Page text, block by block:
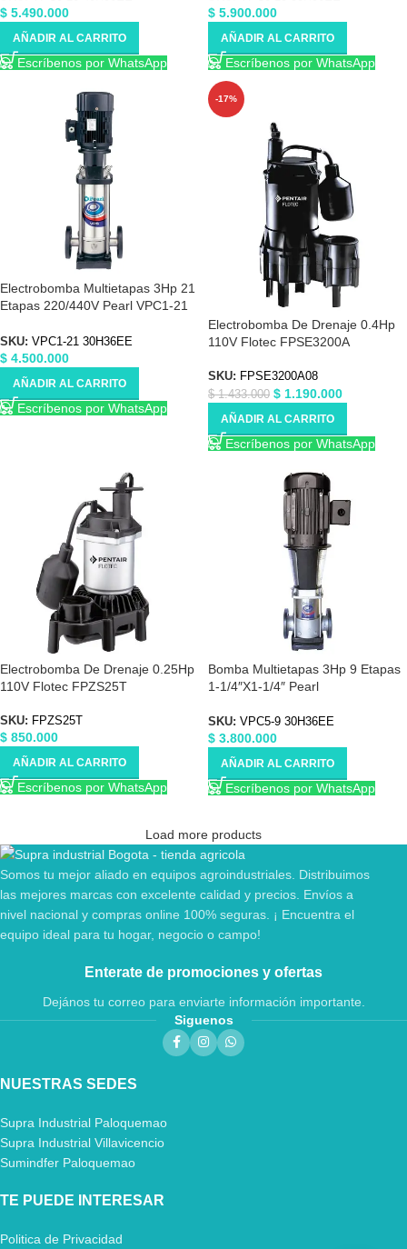
$ 5.490.000
AÑADIR AL CARRITO
Escríbenos por WhatsApp
$ 5.900.000
AÑADIR AL CARRITO
Escríbenos por WhatsApp
Electrobomba Multietapas 3Hp 21
Etapas 220/440V Pearl VPC1-21
SKU: VPC1-21 30H36EE
$ 4.500.000
AÑADIR AL CARRITO
Escríbenos por WhatsApp
-17%
Electrobomba De Drenaje 0.4Hp
110V Flotec FPSE3200A
SKU: FPSE3200A08
$1.433.000 $ 1.190.000
AÑADIR AL CARRITO
Escríbenos por WhatsApp
Electrobomba De Drenaje 0.25Hp
110V Flotec FPZS25T
SKU: FPZS25T
$ 850.000
AÑADIR AL CARRITO
Escríbenos por WhatsApp
Bomba Multietapas 3Hp 9 Etapas
1-1/4″X1-1/4″ Pearl
SKU: VPC5-9 30H36EE
$ 3.800.000
AÑADIR AL CARRITO
Escríbenos por WhatsApp
Load more products
Somos tu mejor aliado en equipos agroindustriales. Distribuimos
las mejores marcas con excelente calidad y precios. Envíos a
nivel nacional y compras online 100% seguras. ¡ Encuentra el
equipo ideal para tu hogar, negocio o campo!
Enterate de promociones y ofertas
Dejános tu correo para enviarte información importante.
Siguenos
NUESTRAS SEDES
Supra Industrial Paloquemao
Supra Industrial Villavicencio
Sumindfer Paloquemao
TE PUEDE INTERESAR
Politica de Privacidad